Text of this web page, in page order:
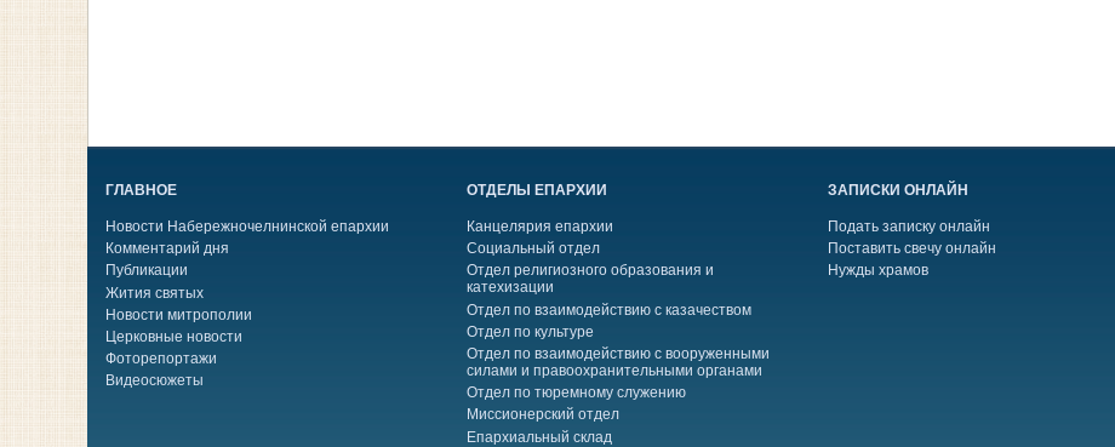
ГЛАВНОЕ
Новости Набережночелнинской епархии
Комментарий дня
Публикации
Жития святых
Новости митрополии
Церковные новости
Фоторепортажи
Видеосюжеты
ОТДЕЛЫ ЕПАРХИИ
Канцелярия епархии
Социальный отдел
Отдел религиозного образования и
катехизации
Отдел по взаимодействию с казачеством
Отдел по культуре
Отдел по взаимодействию с вооруженными
силами и правоохранительными органами
Отдел по тюремному служению
Миссионерский отдел
Епархиальный склад
ЗАПИСКИ ОНЛАЙН
Подать записку онлайн
Поставить свечу онлайн
Нужды храмов